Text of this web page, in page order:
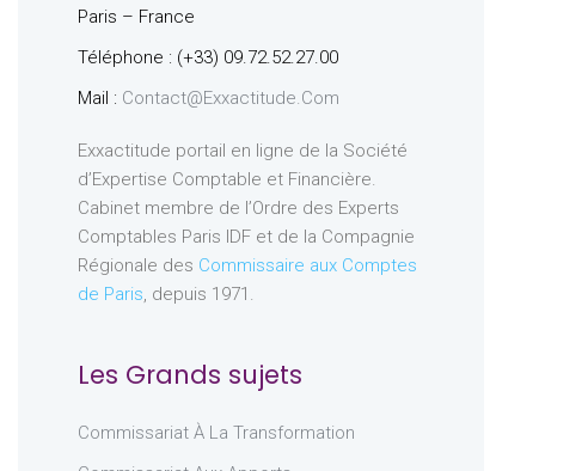
Paris – France
Téléphone : (+33) 09.72.52.27.00
Mail : Contact@exxactitude.com
Exxactitude portail en ligne de la Société
d’Expertise Comptable et Financière.
Cabinet membre de l’Ordre des Experts
Comptables Paris IDF et de la Compagnie
Régionale des Commissaire aux Comptes
de Paris, depuis 1971.
Les Grands sujets
Commissariat À La Transformation